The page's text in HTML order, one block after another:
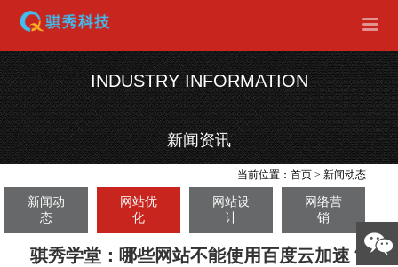
INDUSTRY INFORMATION
新闻资讯
当前位置：首页 >新闻动态
新闻动
态
网站优
化
网站设
计
网络营
销
骐秀学堂：哪些网站不能使用百度云加速？